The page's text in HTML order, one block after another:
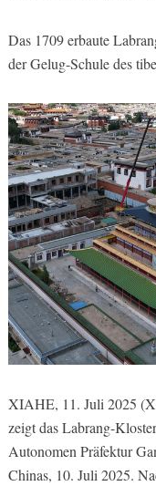
Das 1709 erbaute
der Gelug-Schule des
XIAHE, 11. Juli 2025
zeigt das Labrang-
Autonomen Präfektur
Chinas, 10. Juli 2025.